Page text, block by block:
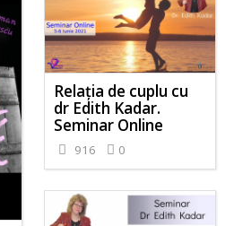
Relația de cuplu cu
dr Edith Kadar.
Seminar Online
916 0